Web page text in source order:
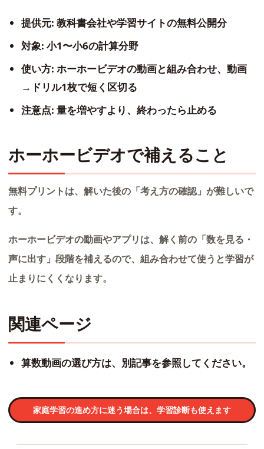
提供元: 教科書会社や学習サイトの無料公開分
対象: 小1〜小6の計算分野
使い方: ホーホービデオの動画と組み合わせ、動画
→ドリル1枚で短く区切る
注意点: 量を増やすより、終わったら止める
ホーホービデオで補えること
無料プリントは、解いた後の「考え方の確認」が難しいで
す。
ホーホービデオの動画やアプリは、解く前の「数を見る・
声に出す」段階を補えるので、組み合わせて使うと学習が
止まりにくくなります。
関連ページ
算数動画の選び方は、別記事を参照してください。
家庭学習の進め方に迷う場合は、学習診断も使えます